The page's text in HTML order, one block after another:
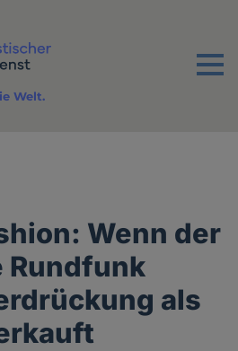
Menu
Welt.
Wenn der
Rundfunk
als